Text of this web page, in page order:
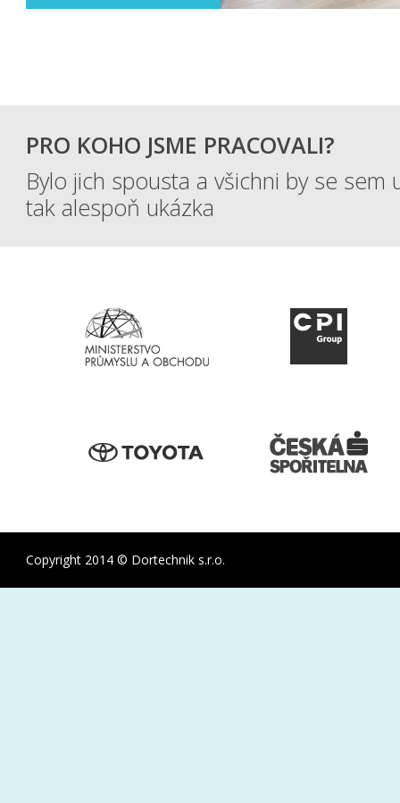
PRO KOHO JSME PRACOVALI?
Bylo jich spousta a všichni by se sem
tak alespoň ukázka
Copyright 2014 © Dortechnik s.r.o.